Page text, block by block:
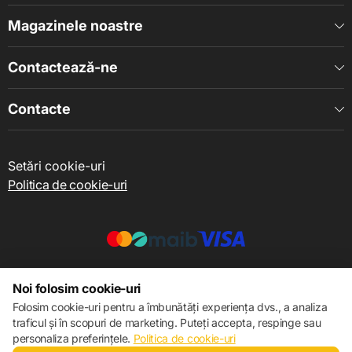
Integrat cu panta de 6 dB
Magazinele noastre
Contactează-ne
Contacte
Setări cookie-uri
Politica de cookie-uri
Noi folosim cookie-uri
Folosim cookie-uri pentru a îmbunătăți experiența dvs., a analiza
traficul și în scopuri de marketing. Puteți accepta, respinge sau
personaliza preferințele. Politica de cookie-uri